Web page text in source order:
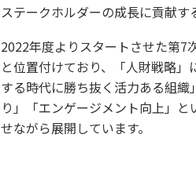
ステークホルダーの成長に貢献す
2022年度よりスタートさせた第7
と位置付けており、「人財戦略
する時代に勝ち抜く活力ある組
り」「エンゲージメント向上」
せながら展開しています。